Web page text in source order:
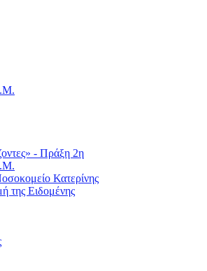
- Πράξη 2η
Κατερίνης
της Ειδομένης